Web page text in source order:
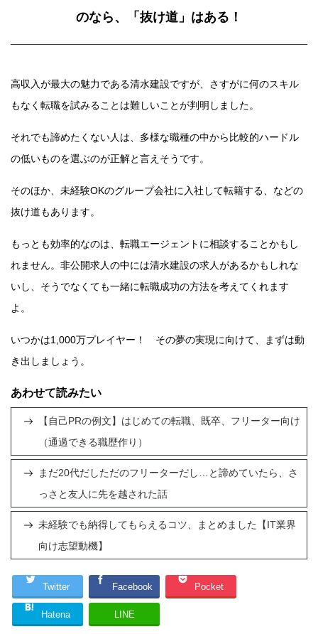
のなら、「抜け道」はある！
高収入が最大の魅力である清水建設ですが、さすがに何のスキル
もなく転職を試みることは難しいことが判明しました。
それでも諦めたくない人は、多様な職種の中から比較的ハードル
の低いものを選ぶのが正解と言えそうです。
そのほか、未経験OKのグループ会社に入社して転籍する、などの
抜け道もあります。
もっとも効率的なのは、転職エージェントに相談することかもし
れません。非公開求人の中には清水建設の求人があるかもしれな
いし、そうでなくても一緒に転職成功の方法を考えてくれます
よ。
いつかは1,000万プレイヤー！ その夢の実現に向けて、まずは動
き出しましょう。
あわせて読みたい
【自己PRの例文】はじめての転職、既卒、フリーター向け
（通過できる職歴作り）
まだ20代だしただのフリーターだし…と諦めていたら、さ
っさと友人に先を越された話
未経験でも納得してもらえるコツ、まとめました【IT業界
向け志望動機】
Twitter Facebook Pocket
Hatena LINE